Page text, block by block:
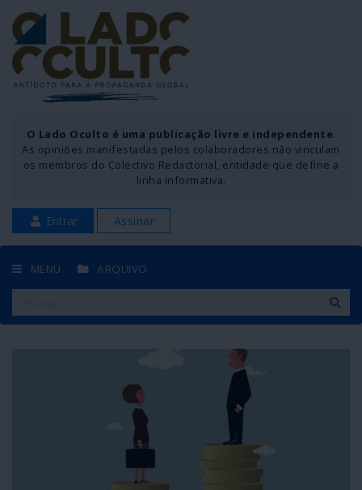
O Lado Oculto é uma publicação livre e independente.
As opiniões manifestadas pelos colaboradores não vinculam
os membros do Colectivo Redactorial, entidade que define a
linha informativa.
Entrar Assinar
MENU ARQUIVO